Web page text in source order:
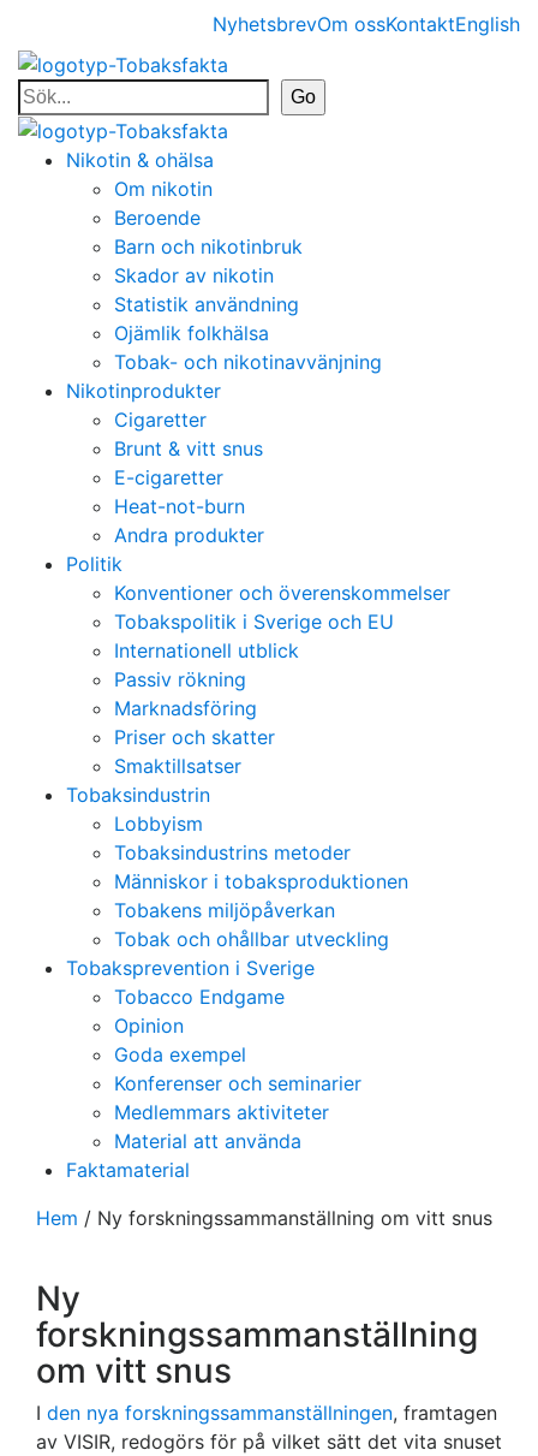
NyhetsbrevOm ossKontaktEnglish
Nikotin & ohälsa
Om nikotin
Beroende
Barn och nikotinbruk
Skador av nikotin
Statistik användning
Ojämlik folkhälsa
Tobak- och nikotinavvänjning
Nikotinprodukter
Cigaretter
Brunt & vitt snus
E-cigaretter
Heat-not-burn
Andra produkter
Politik
Konventioner och överenskommelser
Tobakspolitik i Sverige och EU
Internationell utblick
Passiv rökning
Marknadsföring
Priser och skatter
Smaktillsatser
Tobaksindustrin
Lobbyism
Tobaksindustrins metoder
Människor i tobaksproduktionen
Tobakens miljöpåverkan
Tobak och ohållbar utveckling
Tobaksprevention i Sverige
Tobacco Endgame
Opinion
Goda exempel
Konferenser och seminarier
Medlemmars aktiviteter
Material att använda
Faktamaterial
Hem / Ny forskningssammanställning om vitt snus
Ny
forskningssammanställning
om vitt snus
I den nya forskningssammanställningen, framtagen
av VISIR, redogörs för på vilket sätt det vita snuset